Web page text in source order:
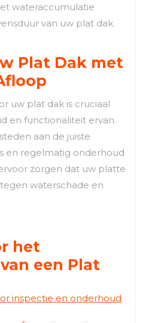
wateraccumulatie
van uw plat dak
Plat Dak met
uw plat dak is cruciaal
en functionaliteit ervan.
aan de juiste
en regelmatig onderhoud
zorgen dat uw platte
waterschade en
het
een Plat
inspectie en onderhoud